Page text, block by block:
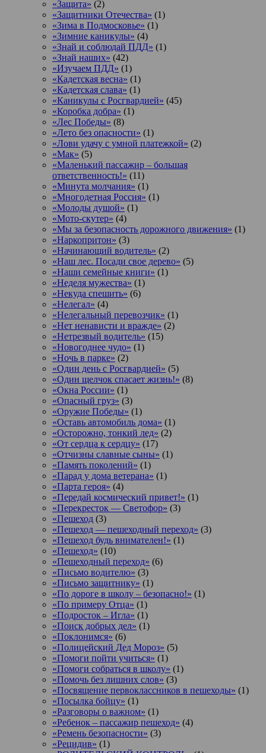
«Защита» (2)
«Защитники Отечества» (1)
«Зима в Подмосковье» (1)
«Зимние каникулы» (4)
«Знай и соблюдай ПДД» (1)
«Знай наших» (42)
«Изучаем ПДД» (1)
«Кадетская весна» (1)
«Кадетская слава» (1)
«Каникулы с Росгвардией» (45)
«Коробка добра» (1)
«Лес Победы» (8)
«Лето без опасности» (1)
«Лови удачу с умной платежкой» (2)
«Мак» (5)
«Маленький пассажир – большая
ответственность!» (11)
«Минута молчания» (1)
«Многодетная Россия» (1)
«Молоды душой» (1)
«Мото-скутер» (4)
«Мы за безопасность дорожного движения» (1)
«Наркопритон» (3)
«Начинающий водитель» (2)
«Наш лес. Посади свое дерево» (5)
«Наши семейные книги» (1)
«Неделя мужества» (1)
«Некуда спешить» (6)
«Нелегал» (4)
«Нелегальный перевозчик» (1)
«Нет ненависти и вражде» (2)
«Нетрезвый водитель» (15)
«Новогоднее чудо» (1)
«Ночь в парке» (2)
«Один день с Росгвардией» (5)
«Один щелчок спасает жизнь!» (8)
«Окна России» (1)
«Опасный груз» (3)
«Оружие Победы» (1)
«Оставь автомобиль дома» (1)
«Осторожно, тонкий лед» (2)
«От сердца к сердцу» (17)
«Отчизны славные сыны» (1)
«Память поколений» (1)
«Парад у дома ветерана» (1)
«Парта героя» (4)
«Передай космический привет!» (1)
«Перекресток — Светофор» (3)
«Пешеход (3)
«Пешеход — пешеходный переход» (3)
«Пешеход будь внимателен!» (1)
«Пешеход» (10)
«Пешеходный переход» (6)
«Письмо водителю» (3)
«Письмо защитнику» (1)
«По дороге в школу – безопасно!» (1)
«По примеру Отца» (1)
«Подросток ‒ Игла» (1)
«Поиск добрых дел» (1)
«Поклонимся» (6)
«Полицейский Дед Мороз» (5)
«Помоги пойти учиться» (1)
«Помоги собраться в школу» (1)
«Помочь без лишних слов» (3)
«Посвящение первоклассников в пешеходы» (1)
«Посылка бойцу» (1)
«Разговоры о важном» (1)
«Ребенок – пассажир пешеход» (4)
«Ремень безопасности» (3)
«Рецидив» (1)